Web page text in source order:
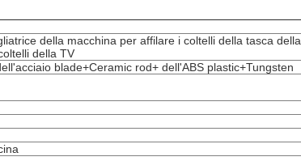
della macchina per affilare i coltelli della tasca della
della TV
blade+Ceramic rod+ dell'ABS plastic+Tungsten